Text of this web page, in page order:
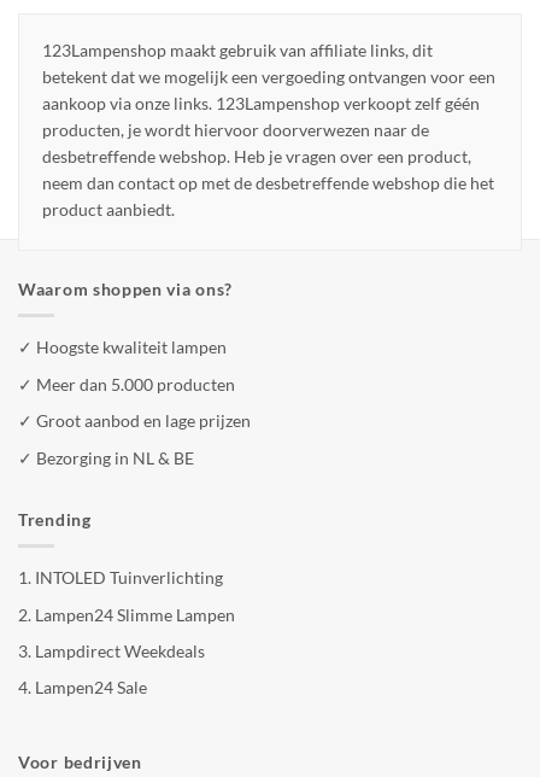
123Lampenshop maakt gebruik van affiliate links, dit
betekent dat we mogelijk een vergoeding ontvangen voor een
aankoop via onze links. 123Lampenshop verkoopt zelf géén
producten, je wordt hiervoor doorverwezen naar de
desbetreffende webshop. Heb je vragen over een product,
neem dan contact op met de desbetreffende webshop die het
product aanbiedt.
Waarom shoppen via ons?
✓ Hoogste kwaliteit lampen
✓ Meer dan 5.000 producten
✓ Groot aanbod en lage prijzen
✓ Bezorging in NL & BE
Trending
1. INTOLED Tuinverlichting
2. Lampen24 Slimme Lampen
3. Lampdirect Weekdeals
4. Lampen24 Sale
Voor bedrijven